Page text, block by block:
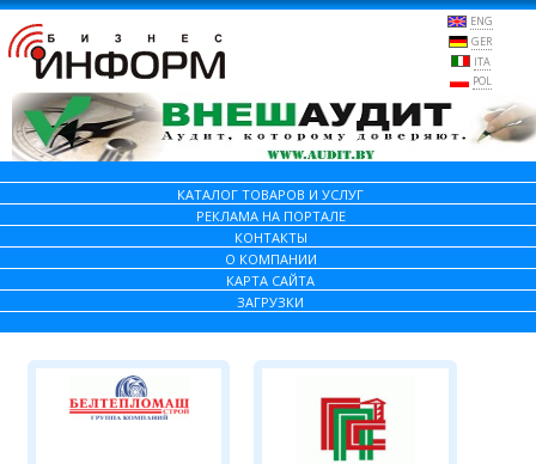
ENG
GER
ITA
POL
КАТАЛОГ ТОВАРОВ И УСЛУГ
РЕКЛАМА НА ПОРТАЛЕ
КОНТАКТЫ
О КОМПАНИИ
КАРТА САЙТА
ЗАГРУЗКИ